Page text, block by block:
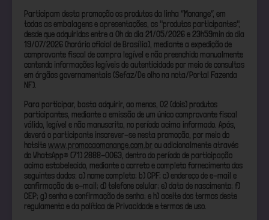
Participam desta promoção os produtos da linha “Monange”, em
todas as embalagens e apresentações, os "produtos participantes",
desde que adquiridos entre a 0h do dia 21/05/2026 e 23h59min do dia
19/07/2026 (horário oficial de Brasília), mediante a expedição de
comprovante fiscal de compra legível e não preenchido manualmente
contendo informações legíveis de autenticidade por meio de consultas
em órgãos governamentais (Sefaz/De olho na nota/Portal Fazenda
NF).
Para participar, basta adquirir, ao menos, 02 (dois) produtos
participantes, mediante a emissão de um único comprovante fiscal
válido, legível e não manuscrito, no período acima informado. Após,
deverá o participante inscrever-se nesta promoção, por meio do
hotsitewww.promocaomonange.com.br ou adicionalmente através
do WhatsApp® (71) 2888-0063, dentro do período de participação
acima estabelecido, mediante o correto e completo fornecimento dos
seguintes dados: a) nome completo; b) CPF; c) endereço de e-mail e
confirmação de e-mail; d) telefone celular; e) data de nascimento; f)
CEP; g) senha e confirmação de senha; e h) aceite dos termos deste
regulamento e da política de Privacidade e termos de uso.